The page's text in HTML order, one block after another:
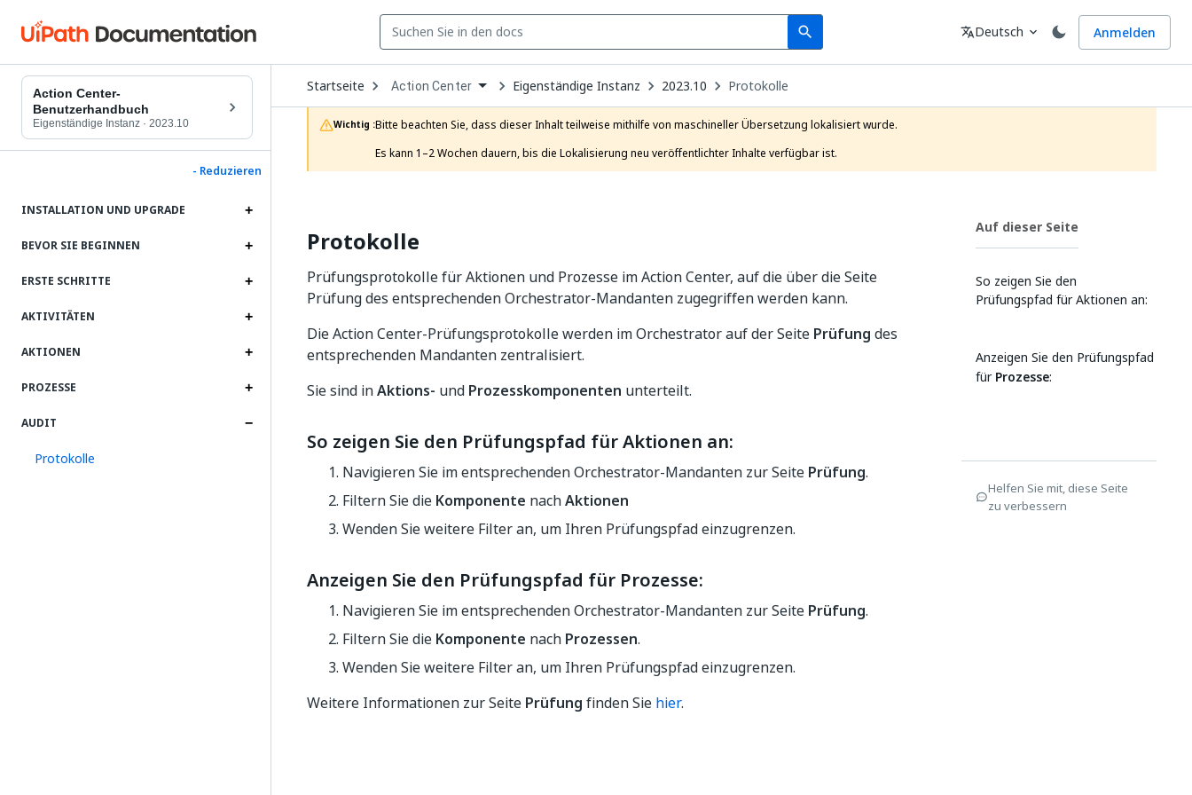
search
Search Sprache
translateDeutsch expand_more Anmelden
Action Center-
Benutzerhandbuch
Eigenständige Instanz · 2023.10
- Reduzieren
INSTALLATION UND UPGRADE
BEVOR SIE BEGINNEN
ERSTE SCHRITTE
AKTIVITÄTEN
AKTIONEN
PROZESSE
AUDIT
Protokolle
Startseite Open
Dropdown
to
choose
product
Action Center Eigenständige Instanz 2023.10 Protokolle
Wichtig :Bitte beachten Sie, dass dieser Inhalt teilweise mithilfe von maschineller Übersetzung lokalisiert wurde.
Es kann 1–2 Wochen dauern, bis die Lokalisierung neu veröffentlichter Inhalte verfügbar ist.
Protokolle
Prüfungsprotokolle für Aktionen und Prozesse im Action Center, auf die über die Seite
Prüfung des entsprechenden Orchestrator-Mandanten zugegriffen werden kann.
Die Action Center-Prüfungsprotokolle werden im Orchestrator auf der Seite Prüfung des
entsprechenden Mandanten zentralisiert.
Sie sind inAktions- und Prozesskomponenten unterteilt.
So zeigen Sie den Prüfungspfad für Aktionen an:
Navigieren Sie im entsprechenden Orchestrator-Mandanten zur Seite Prüfung.
Filtern Sie die Komponente nachAktionen
Wenden Sie weitere Filter an, um Ihren Prüfungspfad einzugrenzen.
Anzeigen Sie den Prüfungspfad für Prozesse:
Navigieren Sie im entsprechenden Orchestrator-Mandanten zur Seite Prüfung.
Filtern Sie die Komponente nach Prozessen.
Wenden Sie weitere Filter an, um Ihren Prüfungspfad einzugrenzen.
Weitere Informationen zur Seite Prüfung finden Sie hier.
Auf dieser Seite
So zeigen Sie den
Prüfungspfad für Aktionen an:
Anzeigen Sie den Prüfungspfad
fürProzesse:
Helfen Sie mit, diese Seite
zu verbessern